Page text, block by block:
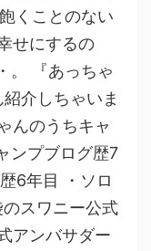
くことのない
せにするの
。 『あっちゃ
介しちゃいま
んのうちキャ
ンプブログ歴7
6年目 ・ソロ
スワニー公式
アンバサダー